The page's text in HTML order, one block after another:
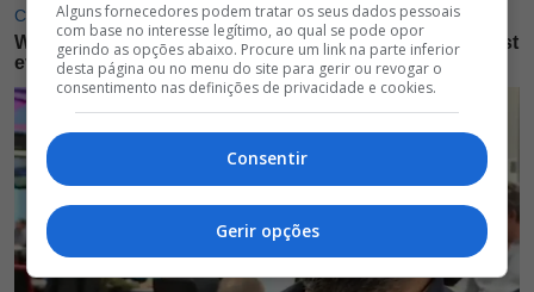
Alguns fornecedores podem tratar os seus dados pessoais
com base no interesse legítimo, ao qual se pode opor
gerindo as opções abaixo. Procure um link na parte inferior
desta página ou no menu do site para gerir ou revogar o
consentimento nas definições de privacidade e cookies.
Consentir
Gerir opções